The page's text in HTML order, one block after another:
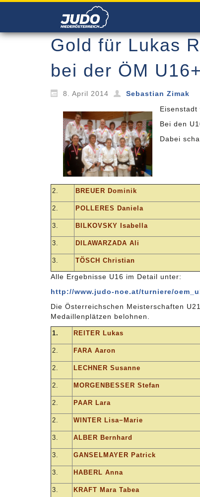
Gold für Lukas
bei der ÖM
8. April 2014
Sebastian Zimak
Eisenstadt
Bei den
Dabei
2. BREUER Dominik
2. POLLERES Daniela
3. BILKOVSKY Isabella
3. DILAWARZADA Ali
3. TÖSCH Christian
Alle Ergebnisse U16 im Detail unter:
http://www.judo-noe.at/turniere/
Die Österreichschen Meisterschaften
Medaillenplätzen belohnen.
1. REITER Lukas
2. FARA Aaron
2. LECHNER Susanne
2. MORGENBESSER Stefan
2. PAAR Lara
2. WINTER Lisa−Marie
3. ALBER Bernhard
3. GANSELMAYER Patrick
3. HABERL Anna
3. KRAFT Mara Tabea